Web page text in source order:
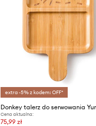
extra -5% z kodem: OFF*
Cena aktualna:
75,99 zł